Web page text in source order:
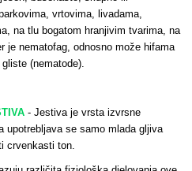
vrtovima, livadama,
na tlu bogatom hranjivim tvarima, na
je nematofag, odnosno može hifama
(nematode).
- Jestiva je vrsta izvrsne
upotrebljava se samo mlada gljiva
crvenkasti ton.